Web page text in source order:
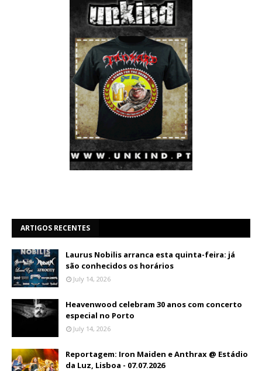
ARTIGOS RECENTES
Laurus Nobilis arranca esta quinta-feira: já
são conhecidos os horários
July 14, 2026
Heavenwood celebram 30 anos com concerto
especial no Porto
July 14, 2026
Reportagem: Iron Maiden e Anthrax @ Estádio
da Luz, Lisboa - 07.07.2026